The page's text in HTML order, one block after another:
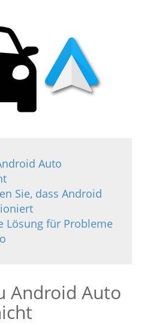
Auto
Sie, dass Android
Lösung für Probleme
Android Auto